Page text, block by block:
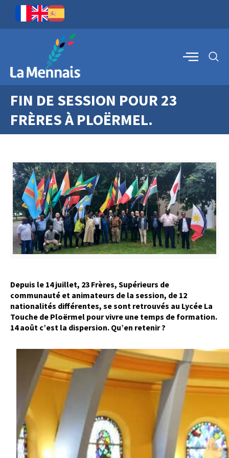
FIN DE SESSION POUR 23
FRÈRES À PLOËRMEL.
Depuis le 14 juillet, 23 Frères, Supérieurs de
communauté et animateurs de la session, de 12
nationalités différentes, se sont retrouvés au Lycée La
Touche de Ploërmel pour vivre une temps de formation.
14 août c’est la dispersion. Qu’en retenir ?